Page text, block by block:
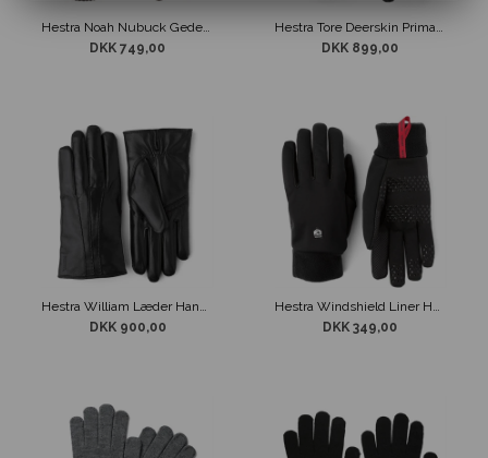
DKK 749,00
DKK 899,00
Hestra William Læder Handske Sort
DKK 900,00
Hestra Windshield Liner Handsker Sort
DKK 349,00